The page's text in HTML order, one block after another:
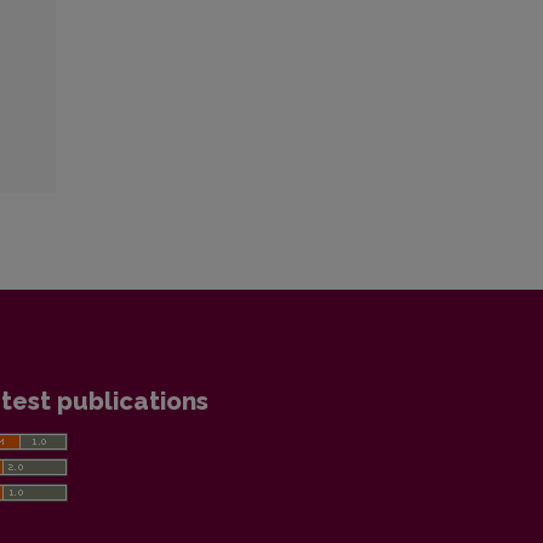
publications